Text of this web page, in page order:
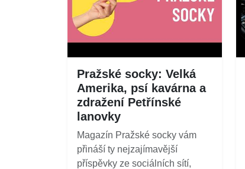
Pražské socky: Velká
Amerika, psí kavárna a
zdražení Petřínské
lanovky
Magazín Pražské socky vám
přináší ty nejzajímavější
příspěvky ze sociálních sítí,